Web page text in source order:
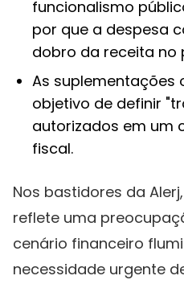
funcionalismo
por que a despesa
dobro da receita no
As suplementações
objetivo de definir
autorizados em um
fiscal.
Nos bastidores da
reflete uma
cenário financeiro
necessidade urgente